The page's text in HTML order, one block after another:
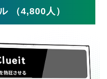
（4,800人）